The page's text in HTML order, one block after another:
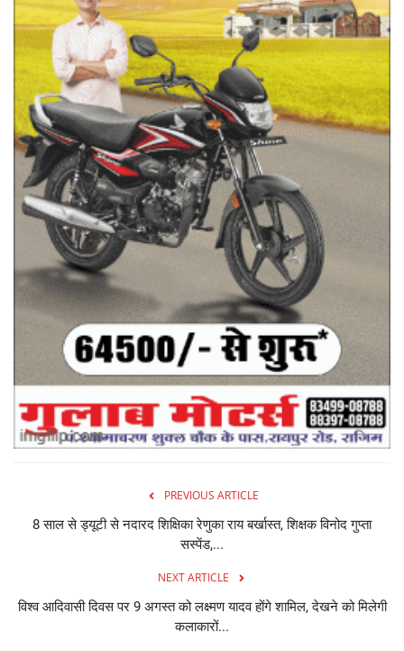
PREVIOUS ARTICLE
8 साल से ड्यूटी से नदारद शिक्षिका रेणुका राय बर्खास्त, शिक्षक विनोद गुप्ता
सस्पेंड,...
NEXT ARTICLE
विश्व आदिवासी दिवस पर 9 अगस्त को लक्ष्मण यादव होंगे शामिल, देखने को मिलेगी
कलाकारों...